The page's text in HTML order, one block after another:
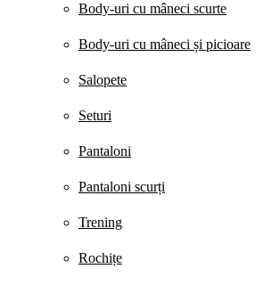
Body-uri cu mâneci scurte
Body-uri cu mâneci și picioare
Salopete
Seturi
Pantaloni
Pantaloni scurți
Trening
Rochițe